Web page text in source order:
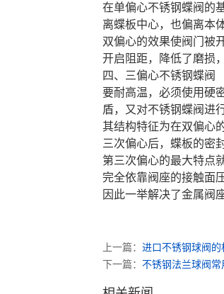
在单偏心不锈钢蝶阀的
离蝶板中心，也偏离本
双偏心的效果使阀门被
开启阻距，降低了磨损
四、三偏心不锈钢蝶阀
要耐高温，必须使用硬
盾，又对不锈钢蝶阀进
其结构特征为在双偏心
三次偏心后，蝶板的密
第三次偏心的最大特点
完全依靠阀座的接触面
因此一举解决了金属阀
上一篇： 进口不锈钢球阀的
下一篇： 不锈钢法兰球阀